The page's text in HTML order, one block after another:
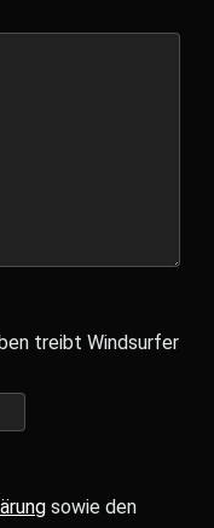
treibt Windsurfer
sowie den